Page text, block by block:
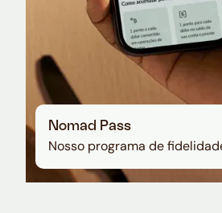
Nomad Pass
Nosso programa de